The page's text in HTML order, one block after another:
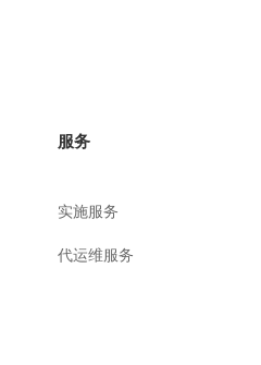
服务
实施服务
代运维服务